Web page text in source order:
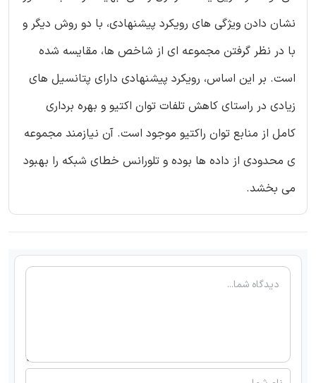
نشان دادن ویژگی های رویکرد پیشنهادی، با دو روش دیگر و
با در نظر گرفتن مجموعه ای از شاخص ها، مقایسه شده
است. بر این اساس، رویکرد پیشنهادی دارای پتانسیل های
زیادی در راستای کاهش تلفات توان اکتیو و بهره برداری
کامل از منابع توان راکتیو موجود است. آن نیازمند مجموعه
ی محدودی از داده ها بوده و تلورانس خطای شبکه را بهبود
می بخشد.